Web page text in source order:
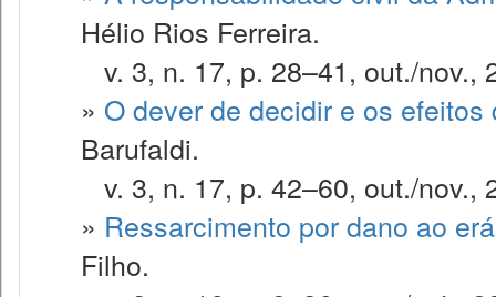
Hélio Rios Ferreira.
v. 3, n. 17, p. 28–41, out./nov.,
» O dever de decidir e os
Barufaldi.
v. 3, n. 17, p. 42–60, out./nov.,
» Ressarcimento por dano ao
Filho.